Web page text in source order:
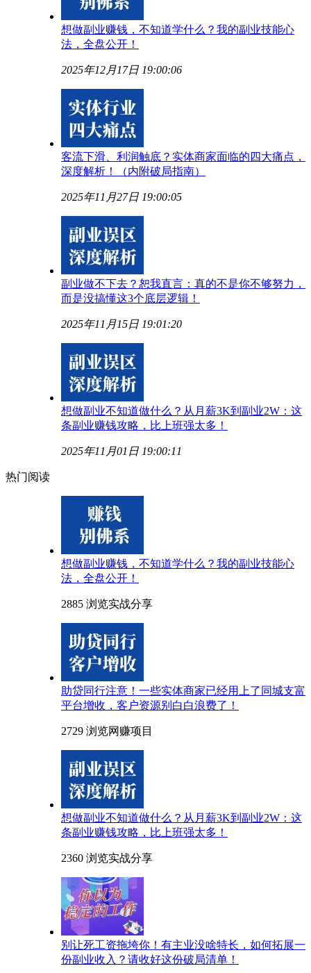
想做副业赚钱，不知道学什么？我的副业技能心
法，全盘公开！
2025年12月17日 19:00:06
客流下滑、利润触底？实体商家面临的四大痛点，
深度解析！（内附破局指南）
2025年11月27日 19:00:05
副业做不下去？恕我直言：真的不是你不够努力，
而是没搞懂这3个底层逻辑！
2025年11月15日 19:01:20
想做副业不知道做什么？从月薪3K到副业2W：这
条副业赚钱攻略，比上班强太多！
2025年11月01日 19:00:11
热门阅读
想做副业赚钱，不知道学什么？我的副业技能心
法，全盘公开！
2885 浏览实战分享
助贷同行注意！一些实体商家已经用上了同城支富
平台增收，客户资源别白白浪费了！
2729 浏览网赚项目
想做副业不知道做什么？从月薪3K到副业2W：这
条副业赚钱攻略，比上班强太多！
2360 浏览实战分享
别让死工资拖垮你！有主业没啥特长，如何拓展一
份副业收入？请收好这份破局清单！